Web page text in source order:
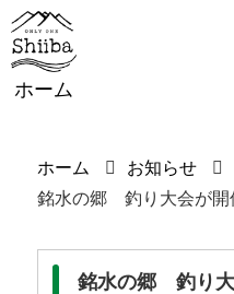
ホーム
ホーム
お知らせ
銘水の郷 釣り大会が開
銘水の郷 釣り大